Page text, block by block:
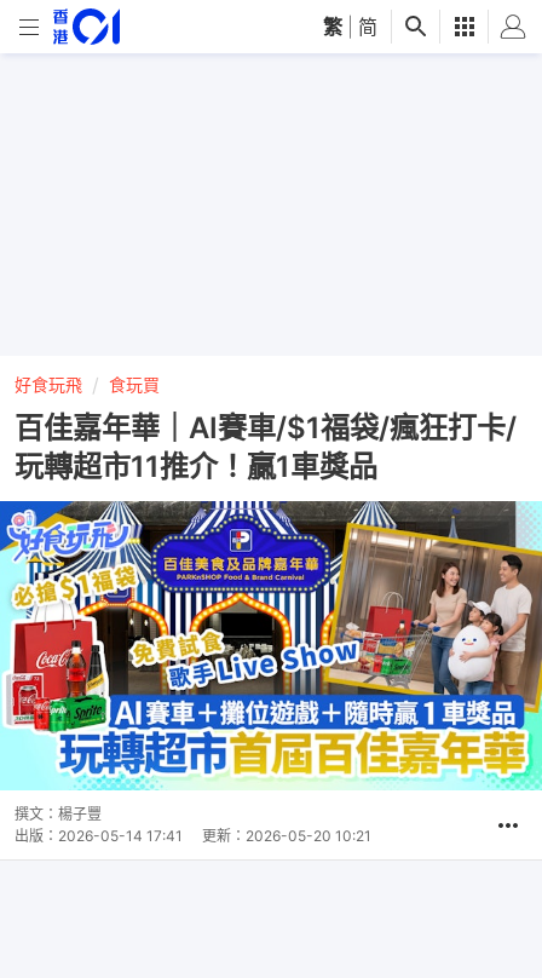
繁 简
好食玩飛 食玩買
百佳嘉年華｜AI賽車/$1福袋/瘋狂打卡/
玩轉超市11推介！贏1車獎品
撰文： 楊子豐
出版： 2026-05-14 17:41 更新： 2026-05-20 10:21